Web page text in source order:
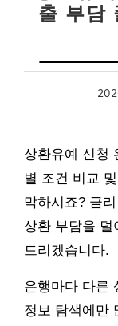
출 부담
상환유예 신청
별 조건 비교
막하시죠? 금
상환 부담을 덜
드리겠습니다.
은행마다 다른
정보 탐색에만